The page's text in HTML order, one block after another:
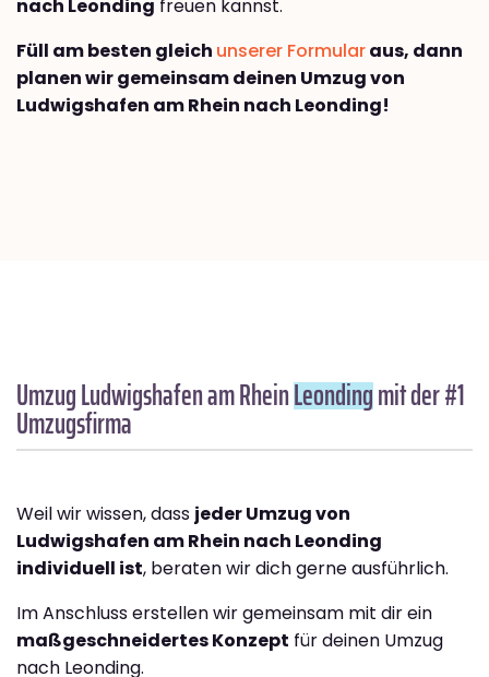
nach Leonding freuen kannst.
Füll am besten gleich unserer Formularaus, dann
planen wir gemeinsam deinen Umzug von
Ludwigshafen am Rhein nach Leonding!
Umzug Ludwigshafen am RheinLeondingmit der #1
Umzugsfirma
Weil wir wissen, dass jeder Umzug von
Ludwigshafen am Rhein nach Leonding
individuell ist, beraten wir dich gerne ausführlich.
Im Anschluss erstellen wir gemeinsam mit dir ein
maßgeschneidertes Konzept für deinen Umzug
nach Leonding.